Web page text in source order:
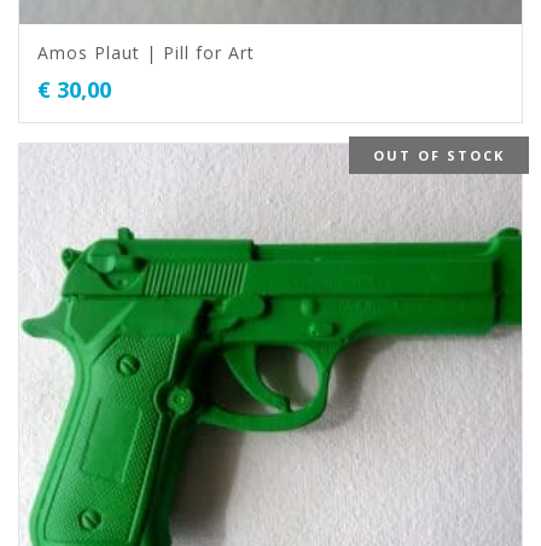
Amos Plaut | Pill for Art
€ 30,00
OUT OF STOCK